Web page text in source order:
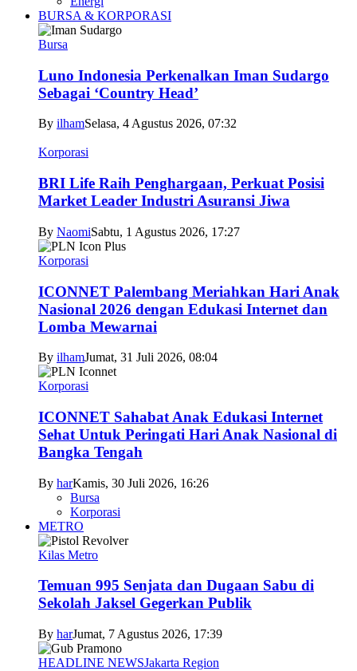
BURSA & KORPORASI
Bursa
Luno Indonesia Perkenalkan Iman Sudargo
Sebagai ‘Country Head’
By ilhamSelasa, 4 Agustus 2026, 07:32
Korporasi
BRI Life Raih Penghargaan, Perkuat Posisi
Market Leader Industri Asuransi Jiwa
By NaomiSabtu, 1 Agustus 2026, 17:27
Korporasi
ICONNET Palembang Meriahkan Hari Anak
Nasional 2026 dengan Edukasi Internet dan
Lomba Mewarnai
By ilhamJumat, 31 Juli 2026, 08:04
Korporasi
ICONNET Sahabat Anak Edukasi Internet
Sehat Untuk Peringati Hari Anak Nasional di
Bangka Tengah
By harKamis, 30 Juli 2026, 16:26
Bursa
Korporasi
METRO
Kilas Metro
Temuan 995 Senjata dan Dugaan Sabu di
Sekolah Jaksel Gegerkan Publik
By harJumat, 7 Agustus 2026, 17:39
HEADLINE NEWSJakarta Region